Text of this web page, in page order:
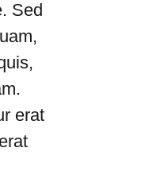
Sed
erat